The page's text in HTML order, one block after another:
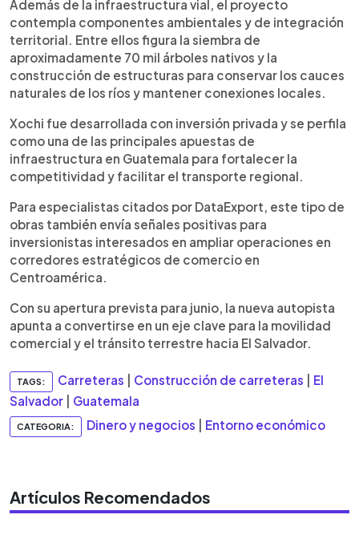
Además de la infraestructura vial, el proyecto
contempla componentes ambientales y de integración
territorial. Entre ellos figura la siembra de
aproximadamente 70 mil árboles nativos y la
construcción de estructuras para conservar los cauces
naturales de los ríos y mantener conexiones locales.
Xochi fue desarrollada con inversión privada y se perfila
como una de las principales apuestas de
infraestructura en Guatemala para fortalecer la
competitividad y facilitar el transporte regional.
Para especialistas citados por DataExport, este tipo de
obras también envía señales positivas para
inversionistas interesados en ampliar operaciones en
corredores estratégicos de comercio en
Centroamérica.
Con su apertura prevista para junio, la nueva autopista
apunta a convertirse en un eje clave para la movilidad
comercial y el tránsito terrestre hacia El Salvador.
TAGS: Carreteras Construcción de carreteras
El
Salvador
Guatemala
CATEGORIA: Dinero y negocios Entorno económico
Artículos Recomendados